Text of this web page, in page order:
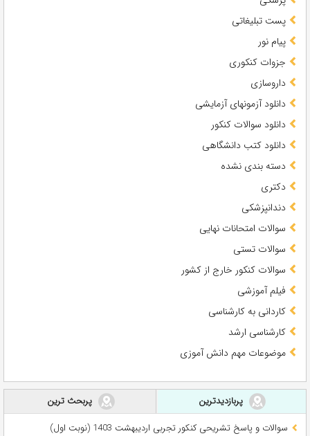
پست تبلیغاتی
پیام نور
جزوات کنکوری
داروسازی
دانلود آزمونهای آزمایشی
دانلود سوالات کنکور
دانلود کتب دانشگاهی
دسته بندی نشده
دکتری
دندانپزشکی
سوالات امتحانات نهایی
سوالات تستی
سوالات کنکور خارج از کشور
فیلم آموزشی
کاردانی به کارشناسی
کارشناسی ارشد
موضوعات مهم دانش آموزی
پربازدیدترین
پربحث ترین
سوالات و پاسخ تشریحی کنکور تجربی اردیبهشت 1403 (نوبت اول)